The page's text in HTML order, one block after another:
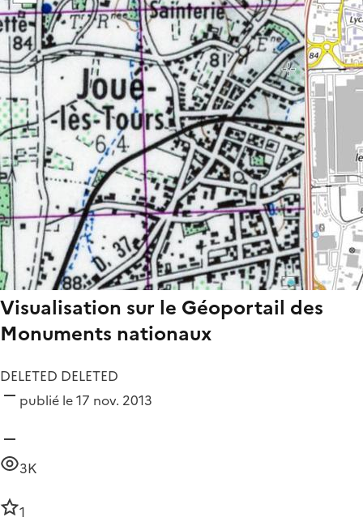
Visualisation sur le Géoportail des
Monuments nationaux
DELETED DELETED
publié le 17 nov. 2013
3K
1